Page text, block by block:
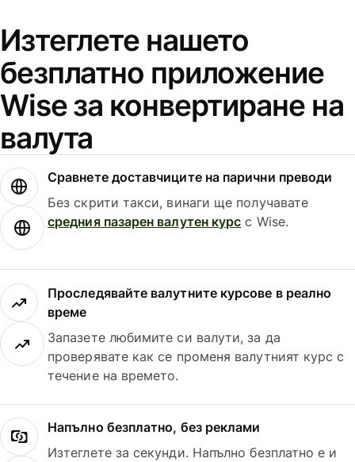
Изтеглете нашето
безплатно приложение
Wise за конвертиране на
валута
Сравнете доставчиците на парични преводи
Без скрити такси, винаги ще получавате
средния пазарен валутен курс с Wise.
Проследявайте валутните курсове в реално
време
Запазете любимите си валути, за да
проверявате как се променя валутният курс с
течение на времето.
Напълно безплатно, без реклами
Изтеглете за секунди. Напълно безплатно е и